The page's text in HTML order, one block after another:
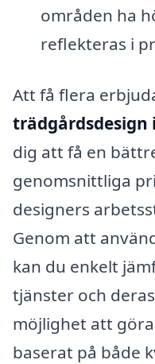
områden ha
reflekteras i
Att få flera
trädgårdsdesign
dig att få en
genomsnittliga
designers
Genom att
kan du enkelt
tjänster och
möjlighet att
baserat på både